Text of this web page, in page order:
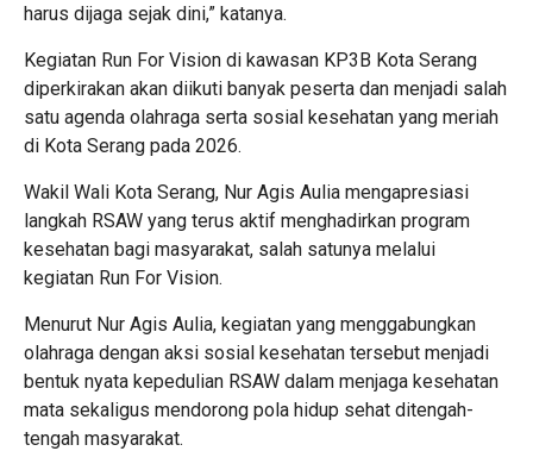
harus dijaga sejak dini,” katanya.
Kegiatan Run For Vision di kawasan KP3B Kota Serang
diperkirakan akan diikuti banyak peserta dan menjadi salah
satu agenda olahraga serta sosial kesehatan yang meriah
di Kota Serang pada 2026.
Wakil Wali Kota Serang, Nur Agis Aulia mengapresiasi
langkah RSAW yang terus aktif menghadirkan program
kesehatan bagi masyarakat, salah satunya melalui
kegiatan Run For Vision.
Menurut Nur Agis Aulia, kegiatan yang menggabungkan
olahraga dengan aksi sosial kesehatan tersebut menjadi
bentuk nyata kepedulian RSAW dalam menjaga kesehatan
mata sekaligus mendorong pola hidup sehat ditengah-
tengah masyarakat.